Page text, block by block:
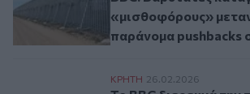
«μισθοφόρους»
παράνομα pushbacks
Το BBC διερευνά την
ΚΡΗΤΗ 26.02.2026